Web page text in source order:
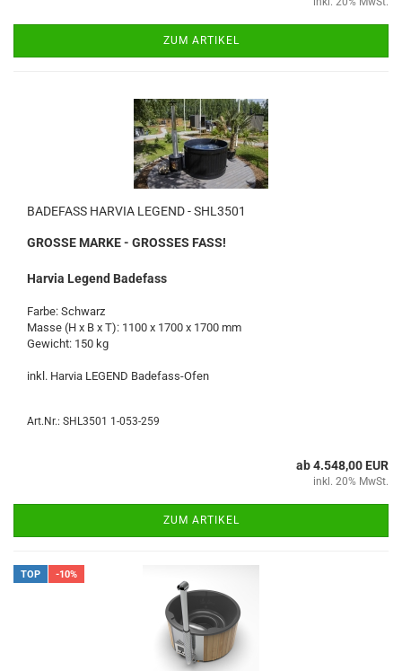
ZUM ARTIKEL
BADEFASS HARVIA LEGEND - SHL3501
GROSSE MARKE - GROSSES FASS!
Harvia Legend Badefass
Farbe: Schwarz
Masse (H x B x T): 1100 x 1700 x 1700 mm
Gewicht: 150 kg
inkl. Harvia LEGEND Badefass-Ofen
Art.Nr.: SHL3501 1-053-259
ab 4.548,00 EUR
inkl. 20% MwSt.
ZUM ARTIKEL
TOP -10%